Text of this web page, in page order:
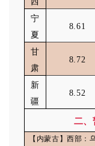
宁
夏
8.61
甘
肃
8.72
新
疆
8.52
二、
【内蒙古】西部：